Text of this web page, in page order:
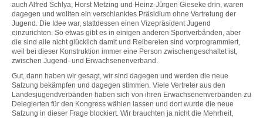
auch Alfred Schlya, Horst Metzing und Heinz-Jürgen Gieseke drin, waren
dagegen und wollten ein verschlanktes Präsidium ohne Vertretung der
Jugend. Die Idee war, stattdessen einen Vizepräsident Jugend
einzurichten. So etwas gibt es in einigen anderen Sportverbänden, aber
die sind alle nicht glücklich damit und Reibereien sind vorprogrammiert,
weil bei dieser Konstruktion immer eine Person zwischengeschaltet ist,
zwischen Jugend- und Erwachsenenverband.
Gut, dann haben wir gesagt, wir sind dagegen und werden die neue
Satzung bekämpfen und dagegen stimmen. Viele Vertreter aus den
Landesjugendverbänden haben sich von ihren Erwachsenenverbänden zu
Delegierten für den Kongress wählen lassen und dort wurde die neue
Satzung in dieser Frage blockiert. Wir brauchten ja nicht die Mehrheit,